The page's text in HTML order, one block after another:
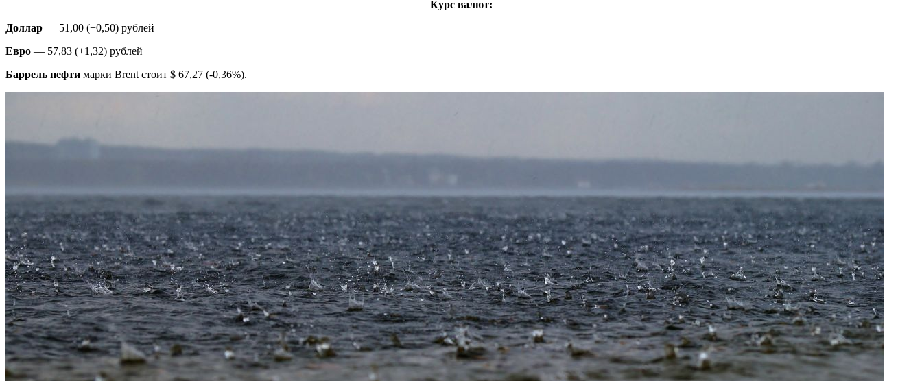
Курс валют:
Доллар — 51,00 (+0,50) рублей
Евро — 57,83 (+1,32) рублей
Баррель нефти марки Brent стоит $ 67,27 (-0,36%).